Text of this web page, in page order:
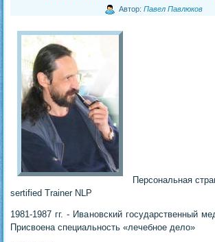
Автор: Павел Павлюков
Персональная
sertified Trainer NLP
1981-1987 гг. - Ивановский государственный
Присвоена специальность «лечебное дело»